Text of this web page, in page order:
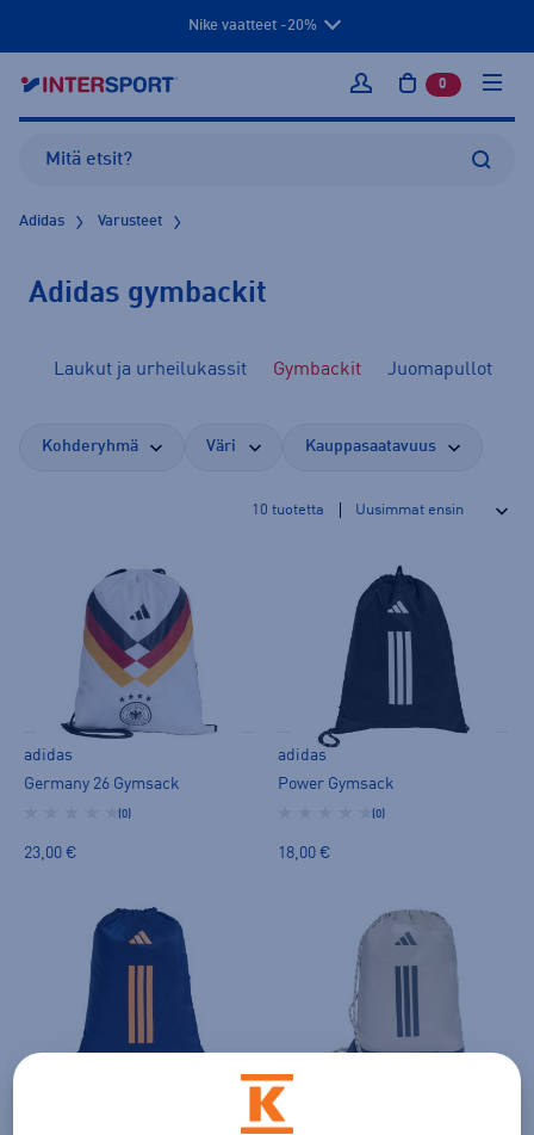
Nike vaatteet -20%
Kirjaudu sisään
0 tuotetta
Adidas Varusteet
Adidas gymbackit
Laukut ja urheilukassit Gymbackit Juomapullot
Kohderyhmä Väri Kauppasaatavuus
10 tuotetta
adidas
Germany 26 Gymsack
(0)
23,00 €
adidas
Power Gymsack
(0)
18,00 €
adidas
Power Gymsack